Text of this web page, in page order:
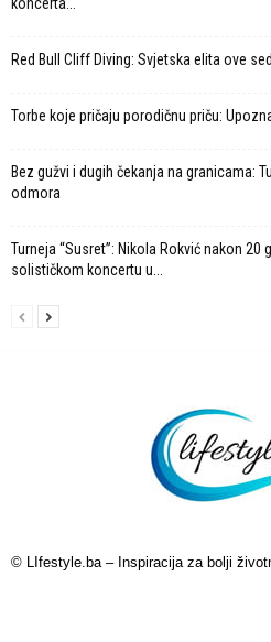
Red Bull Cliff Diving: Svjetska elita ove
Torbe koje pričaju porodičnu priču:
Bez gužvi i dugih čekanja na granicama:
odmora
Turneja “Susret”: Nikola Rokvić nakon 20
solističkom koncertu u...
© LIfestyle.ba – Inspiracija za bolji